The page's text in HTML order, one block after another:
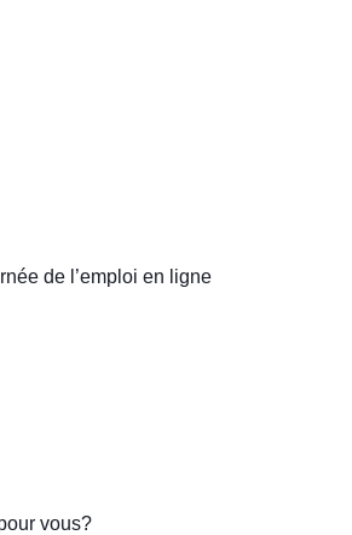
de l’emploi en ligne
vous?